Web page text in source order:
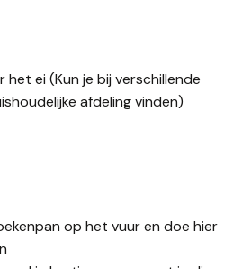
ei (Kun je bij verschillende
afdeling vinden)
op het vuur en doe hier